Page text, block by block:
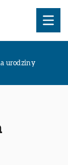
urodziny